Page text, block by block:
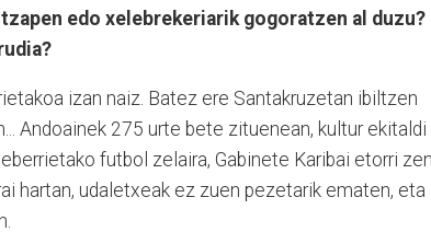
edo xelebrekeriarik gogoratzen al duzu?
izan naiz. Batez ere Santakruzetan ibiltzen
Andoainek 275 urte bete zituenean, kultur ekitaldi
futbol zelaira, Gabinete Karibai etorri
hartan, udaletxeak ez zuen pezetarik ematen, eta